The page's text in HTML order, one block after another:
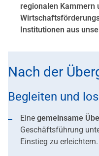
regionalen Kammern
Institutionen aus
Nach der
Begleiten und
Eine gemeinsame
Geschäftsführung
Einstieg zu erleichtern.